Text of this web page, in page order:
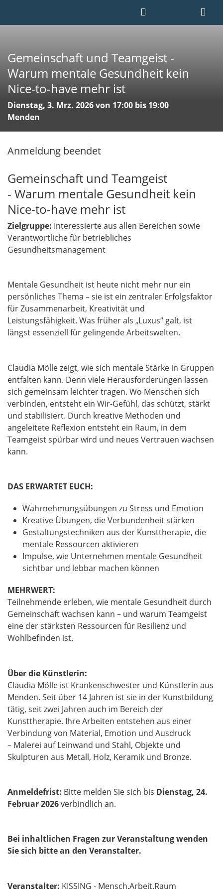
Gemeinschaft und Teamgeist -
Warum mentale Gesundheit kein
Nice-to-have mehr ist
Dienstag, 3. Mrz. 2026 von 17:00 bis 19:00
Menden
Anmeldung beendet
Gemeinschaft und Teamgeist
- Warum mentale Gesundheit kein
Nice-to-have mehr ist
Zielgruppe: Interessierte aus allen Bereichen sowie
Verantwortliche für betriebliches
Gesundheitsmanagement
Mentale Gesundheit ist heute nicht mehr nur ein
persönliches Thema – sie ist ein zentraler Erfolgsfaktor
für Zusammenarbeit, Kreativität und
Leistungsfähigkeit. Was früher als „Luxus“ galt, ist
längst essenziell für gelingende Arbeitswelten.
Claudia Mölle zeigt, wie sich mentale Stärke in Gruppen
entfalten kann. Denn viele Herausforderungen lassen
sich gemeinsam leichter tragen. Wo Menschen sich
verbinden, entsteht ein Wir-Gefühl, das schützt, stärkt
und stabilisiert. Durch kreative Methoden und
angeleitete Reflexion entsteht ein Raum, in dem
Teamgeist spürbar wird und neues Vertrauen wachsen
kann.
DAS ERWARTET EUCH:
Wahrnehmungsübungen zu Stress und Emotion
Kreative Übungen, die Verbundenheit stärken
Gestaltungstechniken aus der Kunsttherapie, die
mentale Ressourcen aktivieren
Impulse, wie Unternehmen mentale Gesundheit
sichtbar und lebbar machen können
MEHRWERT:
Teilnehmende erleben, wie mentale Gesundheit durch
Gemeinschaft wachsen kann – und warum Teamgeist
eine der stärksten Ressourcen für Resilienz und
Wohlbefinden ist.
Über die Künstlerin:
Claudia Mölle ist Krankenschwester und Künstlerin aus
Menden. Seit über 14 Jahren ist sie in der Kunstbildung
tätig, seit zwei Jahren auch im Bereich der
Kunsttherapie. Ihre Arbeiten entstehen aus einer
Verbindung von Material, Emotion und Ausdruck
– Malerei auf Leinwand und Stahl, Objekte und
Skulpturen aus Metall, Holz, Keramik und Bronze.
Anmeldefrist: Bitte melden Sie sich bis Dienstag, 24.
Februar 2026verbindlich an.
Bei inhaltlichen Fragen zur Veranstaltung wenden
Sie sich bitte an den Veranstalter.
Veranstalter: KISSING - Mensch.Arbeit.Raum